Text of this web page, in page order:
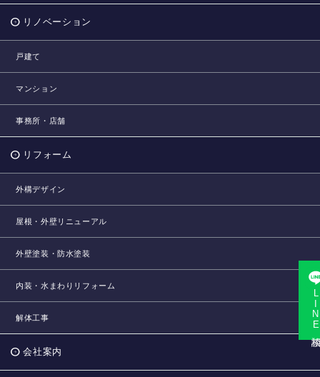
リノベーション
戸建て
マンション
事務所・店舗
リフォーム
外構デザイン
屋根・外壁リニューアル
外壁塗装・防水塗装
内装・水まわりリフォーム
解体工事
会社案内